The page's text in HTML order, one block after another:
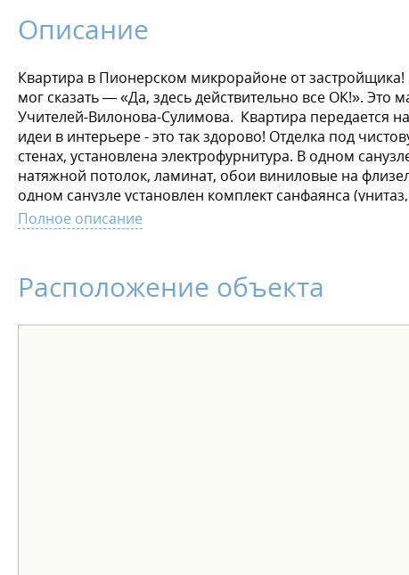
Описание
Квартира в Пионерском микрорайоне от
мог сказать — «Да, здесь действительно все ОК!».
Учителей-Вилонова-Сулимова. Квартира передается
идеи в интерьере - это так здорово! Отделка под
стенах, установлена электрофурнитура. В одном
натяжной потолок, ламинат, обои виниловые на
одном санузле установлен комплект санфаянса
округлой формы. Больше необычного — больше
новую квартиру был лёгким и комфортным, действуют
Полное описание
Расположение объекта